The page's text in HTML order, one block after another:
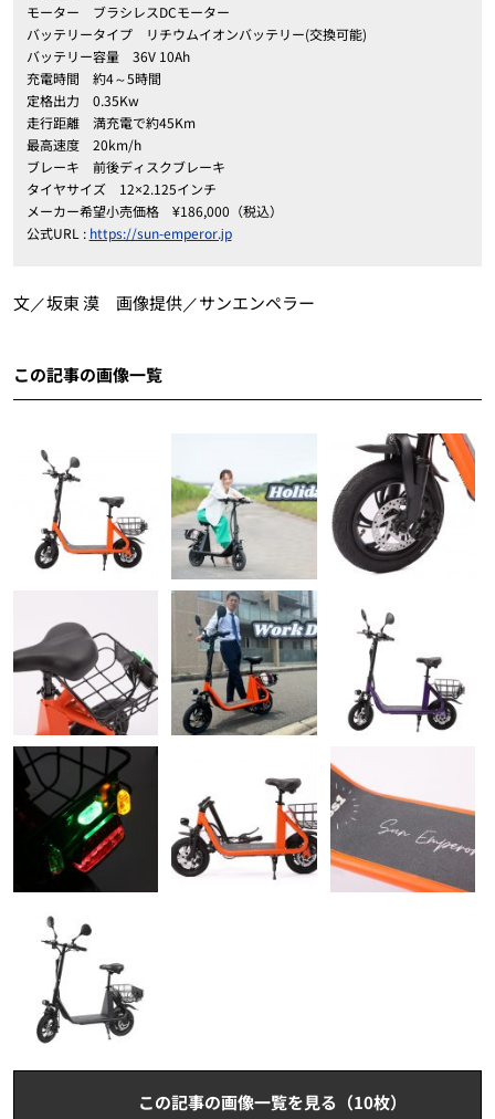
モーター ブラシレスDCモーター
バッテリータイプ リチウムイオンバッテリー(交換可能)
バッテリー容量 36V 10Ah
充電時間 約4～5時間
定格出力 0.35Kw
走行距離 満充電で約45Km
最高速度 20km/h
ブレーキ 前後ディスクブレーキ
タイヤサイズ 12×2.125インチ
メーカー希望小売価格 ¥186,000（税込）
公式URL : https://sun-emperor.jp
文／坂東 漠 画像提供／サンエンペラー
この記事の画像一覧
この記事の画像一覧を見る（10枚）